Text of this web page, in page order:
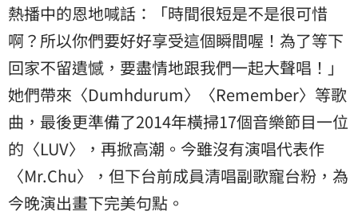
熱播中的恩地喊話：「時間很短是不是很可惜
啊？所以你們要好好享受這個瞬間喔！為了等下
回家不留遺憾，要盡情地跟我們一起大聲唱！」
她們帶來〈Dumhdurum〉〈Remember〉等歌
曲，最後更準備了2014年橫掃17個音樂節目一位
的〈LUV〉，再掀高潮。今雖沒有演唱代表作
〈Mr.Chu〉，但下台前成員清唱副歌寵台粉，為
今晚演出畫下完美句點。